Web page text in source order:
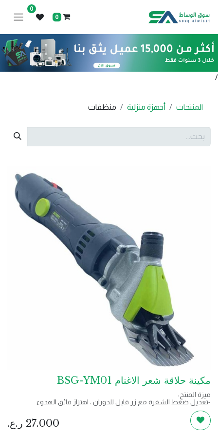
0
0
/
المنتجات أجهزة منزلية منظفات
مكينة حلاقة شعر الاغنام BSG-YM01
ميزة المنتج:
-تعديل ضغط الشفرة مع زر قابل للدوران ، اهتزاز فائق الهدوء
ومنخفض.
-درجة حرارة باردة عند عملية وقت طويل ، بسهولة للوصول إلى الحيوان.
-مجموعة واحدة كاملة في صندوق الأدوات. سرعة عالية ، ومناسبة للقص
اليومي.
27.000 ر.ع.